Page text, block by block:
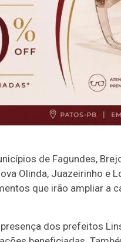
de Fagundes,
Olinda, Juazeirinho
que irão ampliar a
dos prefeitos